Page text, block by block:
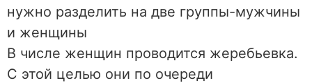
нужно разделить на две группы-мужчины
и женщины
В числе женщин проводится жеребьевка.
С этой целью они по очереди